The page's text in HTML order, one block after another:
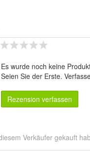
Es wurde noch keine
Seien Sie der Erste.
Rezension verfassen
Verkäufer gekauft